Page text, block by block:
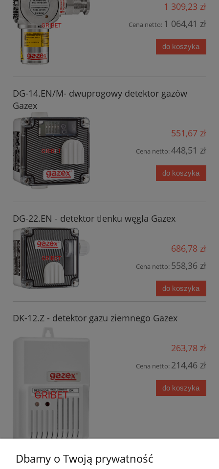
1 309,23 zł
Cena netto: 1 064,41 zł
do koszyka
DG-14.EN/M- dwuprogowy detektor gazów
Gazex
551,67 zł
Cena netto:448,51 zł
do koszyka
DG-22.EN - detektor tlenku węgla Gazex
686,78 zł
Cena netto: 558,36 zł
do koszyka
DK-12.Z - detektor gazu ziemnego Gazex
263,78 zł
Cena netto: 214,46 zł
do koszyka
Dbamy o Twoją prywatność